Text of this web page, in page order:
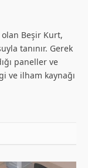
Beşir Kurt,
tanınır. Gerek
paneller ve
ve ilham kaynağı